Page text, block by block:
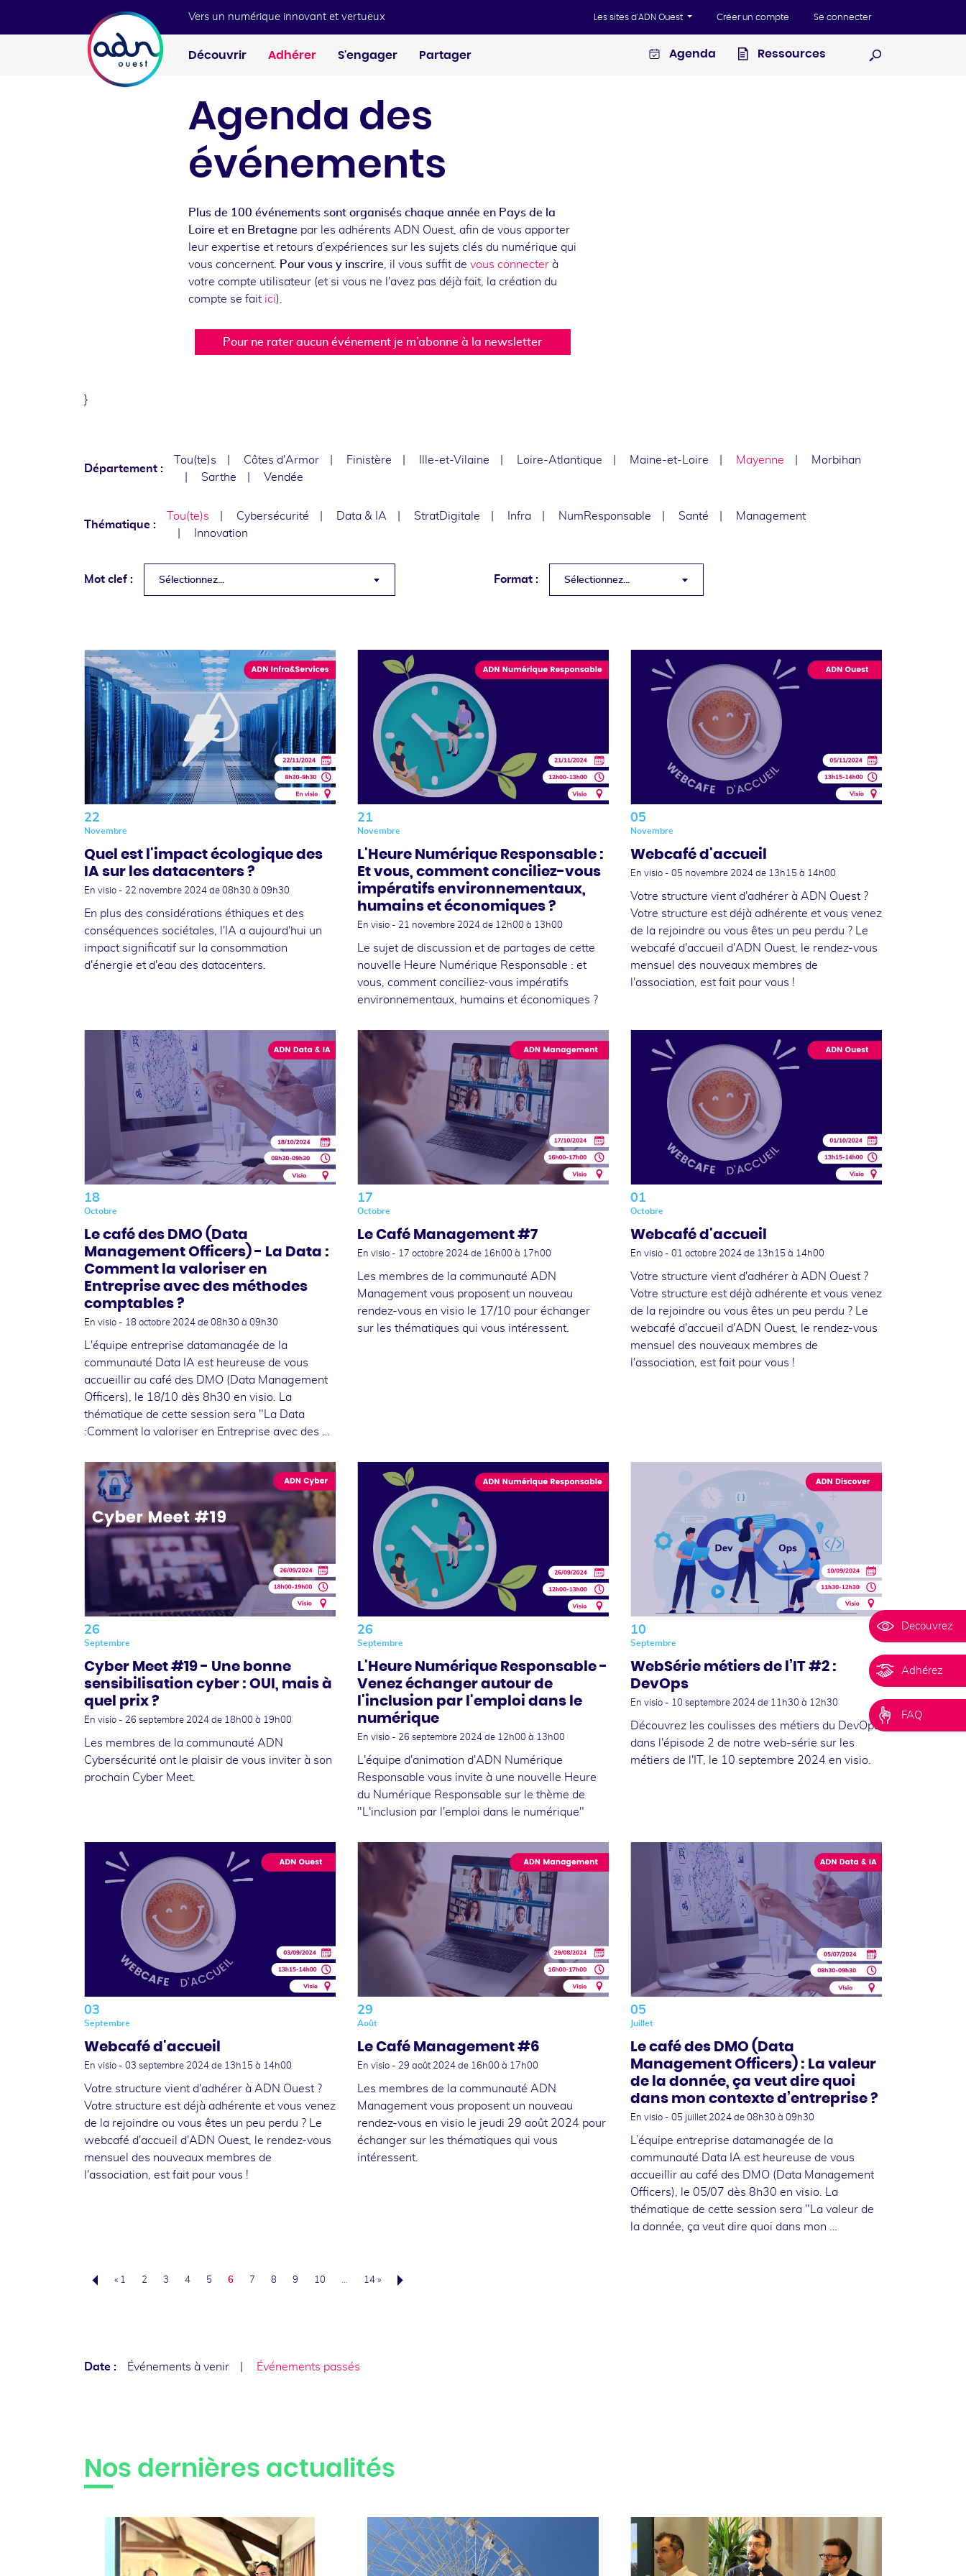
Vers un numérique innovant et vertueux Les sites d'ADN Ouest Créer un compte Se connecter
Découvrir Adhérer S'engager Partager Agenda
Ressources
Agenda des
événements
Plus de 100 événements sont organisés chaque année en Pays de la
Loire et en Bretagne par les adhérents ADN Ouest, afin de vous apporter
leur expertise et retours d’expériences sur les sujets clés du numérique qui
vous concernent. Pour vous y inscrire, il vous suffit de vous connecter à
votre compte utilisateur (et si vous ne l'avez pas déjà fait, la création du
compte se fait ici).
Pour ne rater aucun événement je m’abonne à la newsletter
}
Département :
Tou(te)s Côtes d'Armor Finistère Ille-et-Vilaine Loire-Atlantique Maine-et-Loire Mayenne
Morbihan
Sarthe
Vendée
Thématique :
Tou(te)s Cybersécurité Data & IA StratDigitale Infra NumResponsable Santé
Management
Innovation
Mot clef : Sélectionnez... Format : Sélectionnez...
22
Novembre
Quel est l'impact écologique des
IA sur les datacenters ?
En visio - 22 novembre 2024 de 08h30 à 09h30
En plus des considérations éthiques et des
conséquences sociétales, l'IA a aujourd'hui un
impact significatif sur la consommation
d'énergie et d'eau des datacenters.
21
Novembre
L'Heure Numérique Responsable :
Et vous, comment conciliez-vous
impératifs environnementaux,
humains et économiques ?
En visio - 21 novembre 2024 de 12h00 à 13h00
Le sujet de discussion et de partages de cette
nouvelle Heure Numérique Responsable : et
vous, comment conciliez-vous impératifs
environnementaux, humains et économiques ?
05
Novembre
Webcafé d'accueil
En visio - 05 novembre 2024 de 13h15 à 14h00
Votre structure vient d'adhérer à ADN Ouest ?
Votre structure est déjà adhérente et vous venez
de la rejoindre ou vous êtes un peu perdu ? Le
webcafé d'accueil d'ADN Ouest, le rendez-vous
mensuel des nouveaux membres de
l'association, est fait pour vous !
18
Octobre
Le café des DMO (Data
Management Officers) - La Data :
Comment la valoriser en
Entreprise avec des méthodes
comptables ?
En visio - 18 octobre 2024 de 08h30 à 09h30
L'équipe entreprise datamanagée de la
communauté Data IA est heureuse de vous
accueillir au café des DMO (Data Management
Officers), le 18/10 dès 8h30 en visio. La
thématique de cette session sera "La Data
:Comment la valoriser en Entreprise avec des …
17
Octobre
Le Café Management #7
En visio - 17 octobre 2024 de 16h00 à 17h00
Les membres de la communauté ADN
Management vous proposent un nouveau
rendez-vous en visio le 17/10 pour échanger
sur les thématiques qui vous intéressent.
01
Octobre
Webcafé d'accueil
En visio - 01 octobre 2024 de 13h15 à 14h00
Votre structure vient d'adhérer à ADN Ouest ?
Votre structure est déjà adhérente et vous venez
de la rejoindre ou vous êtes un peu perdu ? Le
webcafé d'accueil d'ADN Ouest, le rendez-vous
mensuel des nouveaux membres de
l'association, est fait pour vous !
26
Septembre
Cyber Meet #19 - Une bonne
sensibilisation cyber : OUI, mais à
quel prix ?
En visio - 26 septembre 2024 de 18h00 à 19h00
Les membres de la communauté ADN
Cybersécurité ont le plaisir de vous inviter à son
prochain Cyber Meet.
26
Septembre
L'Heure Numérique Responsable -
Venez échanger autour de
l'inclusion par l'emploi dans le
numérique
En visio - 26 septembre 2024 de 12h00 à 13h00
L'équipe d'animation d'ADN Numérique
Responsable vous invite à une nouvelle Heure
du Numérique Responsable sur le thème de
"L'inclusion par l'emploi dans le numérique"
10
Septembre
WebSérie métiers de l’IT #2 :
DevOps
En visio - 10 septembre 2024 de 11h30 à 12h30
Découvrez les coulisses des métiers du DevOps
dans l'épisode 2 de notre web-série sur les
métiers de l'IT, le 10 septembre 2024 en visio.
03
Septembre
Webcafé d'accueil
En visio - 03 septembre 2024 de 13h15 à 14h00
Votre structure vient d'adhérer à ADN Ouest ?
Votre structure est déjà adhérente et vous venez
de la rejoindre ou vous êtes un peu perdu ? Le
webcafé d'accueil d'ADN Ouest, le rendez-vous
mensuel des nouveaux membres de
l'association, est fait pour vous !
29
Août
Le Café Management #6
En visio - 29 août 2024 de 16h00 à 17h00
Les membres de la communauté ADN
Management vous proposent un nouveau
rendez-vous en visio le jeudi 29 août 2024 pour
échanger sur les thématiques qui vous
intéressent.
05
Juillet
Le café des DMO (Data
Management Officers) : La valeur
de la donnée, ça veut dire quoi
dans mon contexte d’entreprise ?
En visio - 05 juillet 2024 de 08h30 à 09h30
L’équipe entreprise datamanagée de la
communauté Data IA est heureuse de vous
accueillir au café des DMO (Data Management
Officers), le 05/07 dès 8h30 en visio. La
thématique de cette session sera "La valeur de
la donnée, ça veut dire quoi dans mon …
Précédent
« 1 2 3 4 5 6 7 8 9 10 … 14 »
Date : Événements à venir Événements passés
Decouvrez
Adhérez
FAQ
Nos dernières actualités